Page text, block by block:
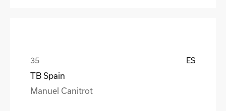
ES
TB Spain
Manuel Canitrot